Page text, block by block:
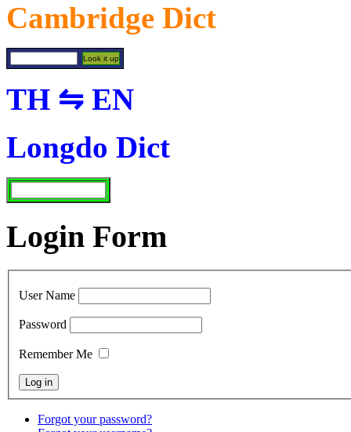
Cambridge Dict
TH ⇋ EN
Longdo Dict
Login Form
User Name
Password
Remember Me
Forgot your password?